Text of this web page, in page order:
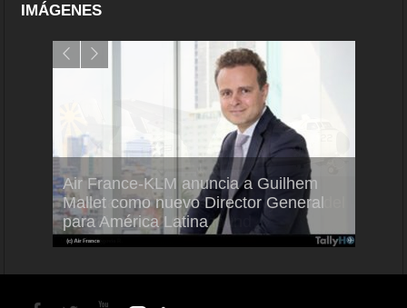
IMÁGENES
Air France-KLM anuncia a Guilhem
Mallet como nuevo Director General
para América Latina